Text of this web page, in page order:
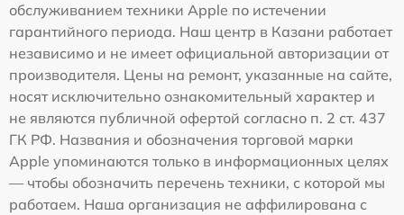
обслуживанием техники Apple по истечении
гарантийного периода. Наш центр в Казани работает
независимо и не имеет официальной авторизации от
производителя. Цены на ремонт, указанные на сайте,
носят исключительно ознакомительный характер и
не являются публичной офертой согласно п. 2 ст. 437
ГК РФ. Названия и обозначения торговой марки
Apple упоминаются только в информационных целях
— чтобы обозначить перечень техники, с которой мы
работаем. Наша организация не аффилирована с